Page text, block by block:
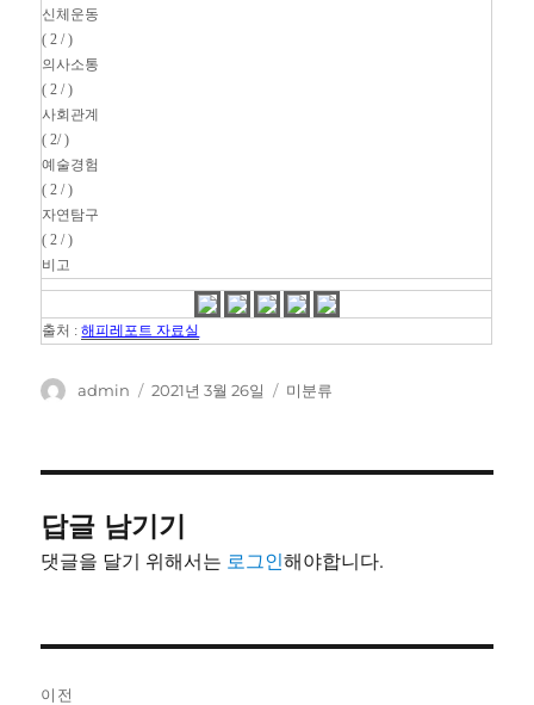
신체운동
( 2 / )
의사소통
( 2 / )
사회관계
( 2/ )
예술경험
( 2 / )
자연탐구
( 2 / )
비고
출처 :해피레포트 자료실
글
admin
작
2021년 3월 26일
카
미분류
답글 남기기
댓글을 달기 위해서는 로그인해야합니다.
이전